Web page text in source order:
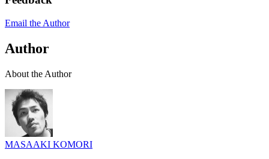
Email the Author
Author
About the Author
MASAAKI KOMORI